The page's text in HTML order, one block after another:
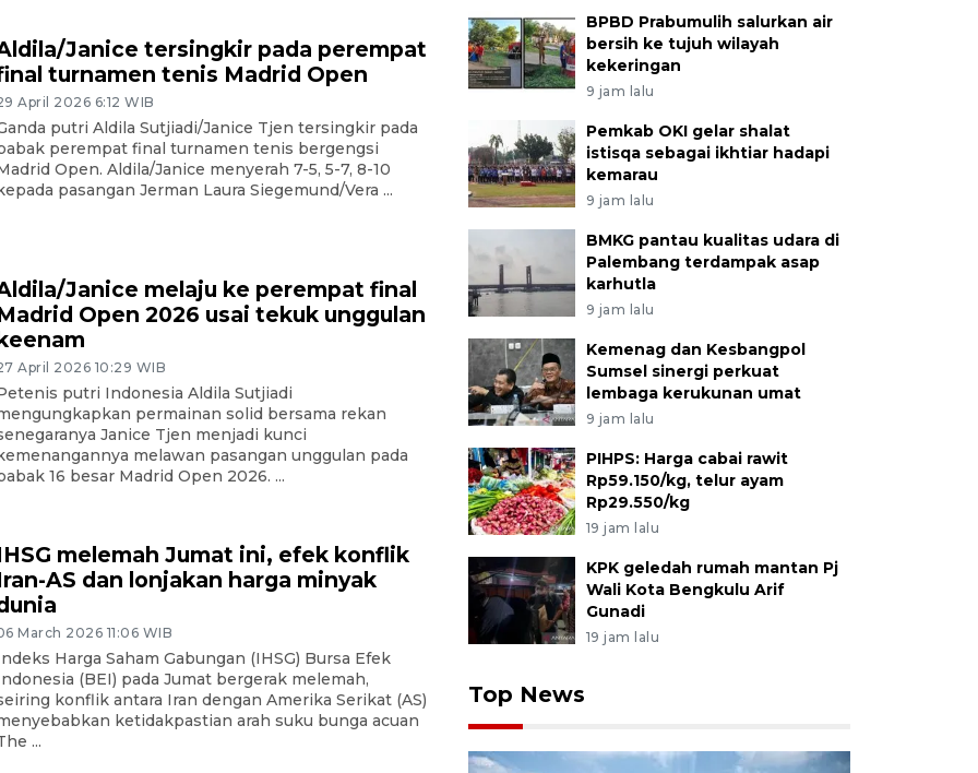
Janice tersingkir pada perempat
turnamen tenis Madrid Open
April 2026 6:12 WIB
putri Aldila Sutjiadi/Janice Tjen tersingkir pada
perempat final turnamen tenis bergengsi
Open. Aldila/Janice menyerah 7-5, 5-7, 8-10
pasangan Jerman Laura Siegemund/Vera ...
Janice melaju ke perempat final
Open 2026 usai tekuk unggulan
April 2026 10:29 WIB
putri Indonesia Aldila Sutjiadi
permainan solid bersama rekan
Janice Tjen menjadi kunci
melawan pasangan unggulan pada
16 besar Madrid Open 2026. ...
melemah Jumat ini, efek konflik
AS dan lonjakan harga minyak
March 2026 11:06 WIB
Harga Saham Gabungan (IHSG) Bursa Efek
(BEI) pada Jumat bergerak melemah,
konflik antara Iran dengan Amerika Serikat (AS)
ketidakpastian arah suku bunga acuan
...
BPBD Prabumulih salurkan air
bersih ke tujuh wilayah
kekeringan
9 jam lalu
Pemkab OKI gelar shalat
istisqa sebagai ikhtiar hadapi
kemarau
9 jam lalu
BMKG pantau kualitas udara di
Palembang terdampak asap
karhutla
9 jam lalu
Kemenag dan Kesbangpol
Sumsel sinergi perkuat
lembaga kerukunan umat
9 jam lalu
PIHPS: Harga cabai rawit
Rp59.150/kg, telur ayam
Rp29.550/kg
19 jam lalu
KPK geledah rumah mantan Pj
Wali Kota Bengkulu Arif
Gunadi
19 jam lalu
Top News